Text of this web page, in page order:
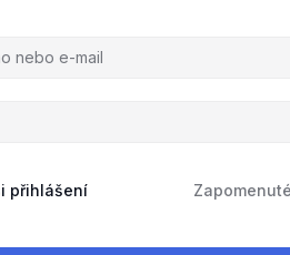
přihlášení